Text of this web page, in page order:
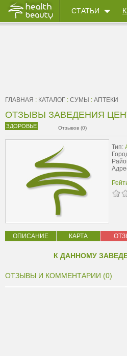
СТАТЬИ
ГЛАВНАЯ : КАТАЛОГ : СУМЫ : АПТЕКИ
ОТЗЫВЫ ЗАВЕДЕНИЯ
ЗДОРОВЬЕ Отзывов (0)
Тип:
ОПИСАНИЕ КАРТА
К ДАННОМУ
ОТЗЫВЫ И КОММЕНТАРИИ (0)